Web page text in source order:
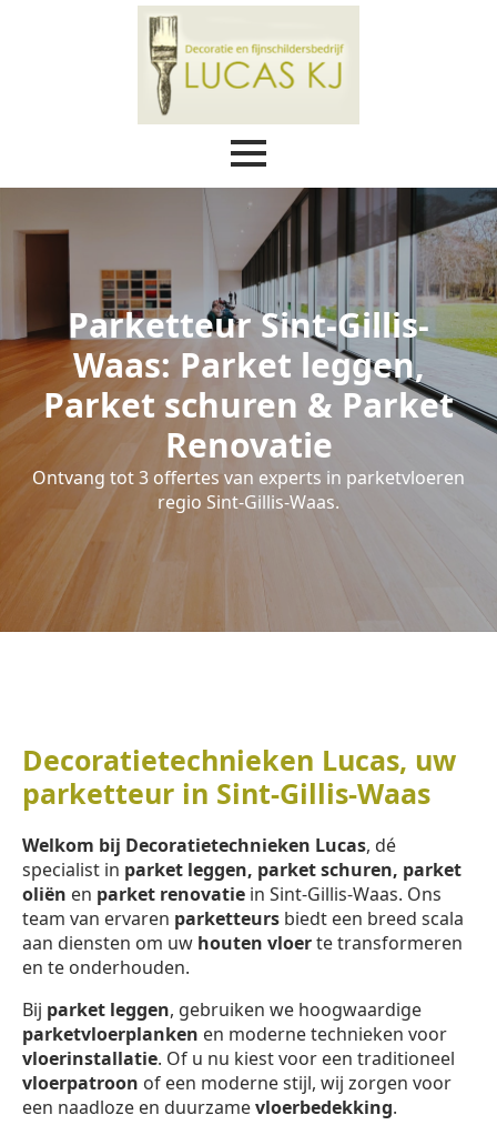
Parketteur Sint-Gillis-
Waas: Parket leggen,
Parket schuren & Parket
Renovatie
Ontvang tot 3 offertes van experts in parketvloeren
regio Sint-Gillis-Waas.
Decoratietechnieken Lucas, uw
parketteur in Sint-Gillis-Waas
Welkom bij Decoratietechnieken Lucas, dé
specialist in parket leggen, parket schuren, parket
oliën en parket renovatie in Sint-Gillis-Waas. Ons
team van ervaren parketteurs biedt een breed scala
aan diensten om uw houten vloerte transformeren
en te onderhouden.
Bij parket leggen, gebruiken we hoogwaardige
parketvloerplanken en moderne technieken voor
vloerinstallatie. Of u nu kiest voor een traditioneel
vloerpatroon of een moderne stijl, wij zorgen voor
een naadloze en duurzamevloerbedekking.